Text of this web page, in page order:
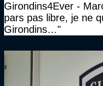
Girondins4Ever -
pars pas libre, je ne
Girondins…"